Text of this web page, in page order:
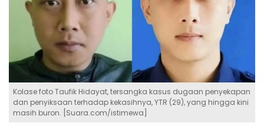
Kolase foto Taufik Hidayat, tersangka kasus dugaan penyekapan
dan penyiksaan terhadap kekasihnya, YTR (29), yang hingga kini
masih buron. [Suara.com/istimewa]